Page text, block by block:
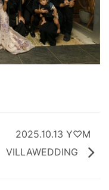
2025.10.13 Y♡M
VILLAWEDDING